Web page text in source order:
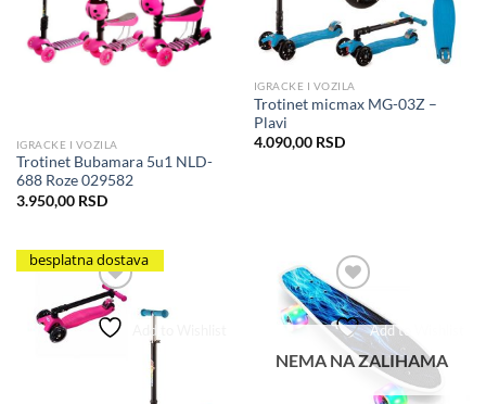
IGRACKE I VOZILA
Trotinet Bubamara 5u1 NLD-
688 Roze 029582
3.950,00 RSD
IGRACKE I VOZILA
Trotinet micmax MG-03Z –
Plavi
4.090,00 RSD
besplatna dostava
Add to Wishlist Add to Wishlist
NEMA NA ZALIHAMA